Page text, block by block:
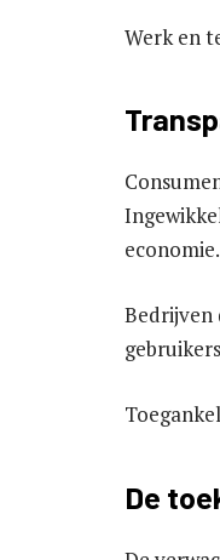
Werk en
economie.
Bedrijven
De